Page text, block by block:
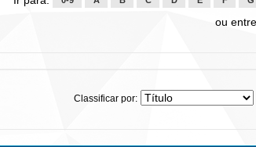
ou
Classificar por: